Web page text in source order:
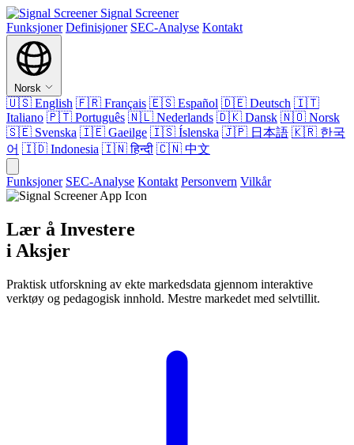
Signal Screener
Funksjoner Definisjoner SEC-Analyse Kontakt
Norsk
🇺🇸 English 🇫🇷 Français 🇪🇸 Español 🇩🇪 Deutsch 🇮🇹
Italiano 🇵🇹 Português 🇳🇱 Nederlands 🇩🇰 Dansk 🇳🇴 Norsk
🇸🇪 Svenska 🇮🇪 Gaeilge 🇮🇸 Íslenska 🇯🇵 日本語 🇰🇷 한국
어 🇮🇩 Indonesia 🇮🇳हिन्दी 🇨🇳 中文
Funksjoner SEC-Analyse Kontakt Personvern Vilkår
Lær å Investere
i Aksjer
Praktisk utforskning av ekte markedsdata gjennom interaktive
verktøy og pedagogisk innhold. Mestre markedet med selvtillit.